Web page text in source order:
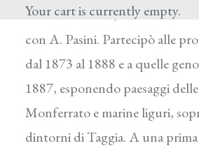
Your cart is currently empty.
S. De Avendano, mantenendo
con A. Pasini. Partecipò alle
dal 1873 al 1888 e a quelle
1887, esponendo paesaggi
Monferrato e marine liguri,
dintorni di Taggia. A una prima